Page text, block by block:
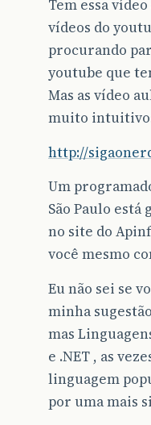
Tem essa
vídeos do
procurando
youtube que
Mas as vídeo
muito
http://
Um
São Paulo está
no site do
você mesmo
Eu não sei se
minha
mas
e .NET , as
linguagem
por uma mais